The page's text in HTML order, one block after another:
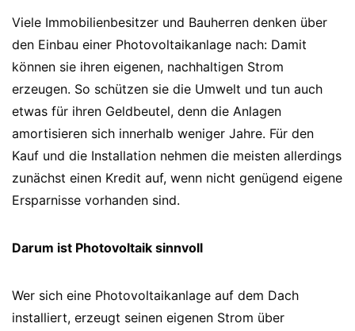
Viele Immobilienbesitzer und Bauherren denken über
den Einbau einer Photovoltaikanlage nach: Damit
können sie ihren eigenen, nachhaltigen Strom
erzeugen. So schützen sie die Umwelt und tun auch
etwas für ihren Geldbeutel, denn die Anlagen
amortisieren sich innerhalb weniger Jahre. Für den
Kauf und die Installation nehmen die meisten allerdings
zunächst einen Kredit auf, wenn nicht genügend eigene
Ersparnisse vorhanden sind.
Darum ist Photovoltaik sinnvoll
Wer sich eine Photovoltaikanlage auf dem Dach
installiert, erzeugt seinen eigenen Strom über